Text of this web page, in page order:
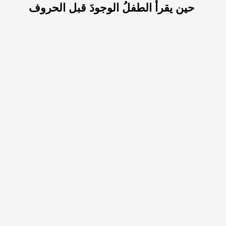
حين يقرأ الطفلُ الوجودَ قبل الحروف